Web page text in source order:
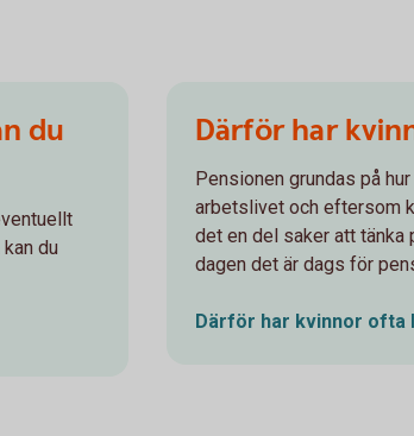
du
du
Därför har
Pensionen grundas på
arbetslivet och eftersom
det en del saker att
dagen det är dags för
Därför har kvinnor ofta